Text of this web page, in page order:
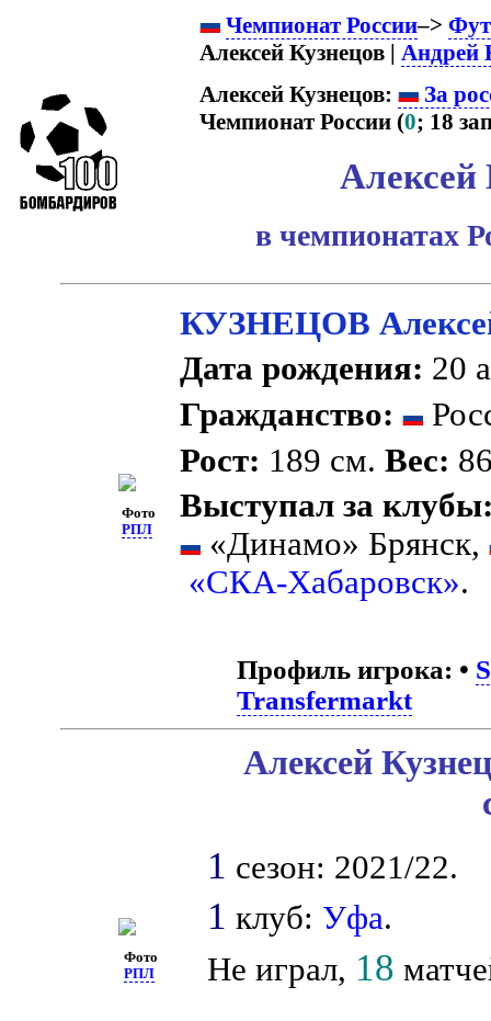
Чемпионат России–>
Алексей Кузнецов | Андрей
Алексей Кузнецов:
За
Чемпионат России (0; 18
Алексей
в чемпионатах
Фото
РПЛ
КУЗНЕЦОВ
Дата рождения: 20
Гражданство:
Рост: 189 см.Вес:
Выступал за
«Динамо» Брянск,
«СКА-Хабаровск».
Профиль игрока: •
Transfermarkt
Фото
РПЛ
Алексей
1 сезон: 2021/22.
1 клуб: Уфа.
Не играл, 18